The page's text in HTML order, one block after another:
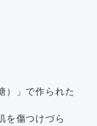
）」で作られた
を傷つけづら